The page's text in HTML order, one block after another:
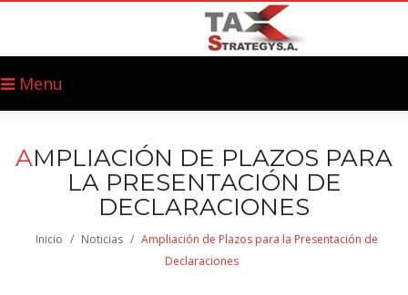
Menu
AMPLIACIÓN DE PLAZOS PARA
LA PRESENTACIÓN DE
DECLARACIONES
Inicio / Noticias / Ampliación de Plazos para la Presentación de
Declaraciones